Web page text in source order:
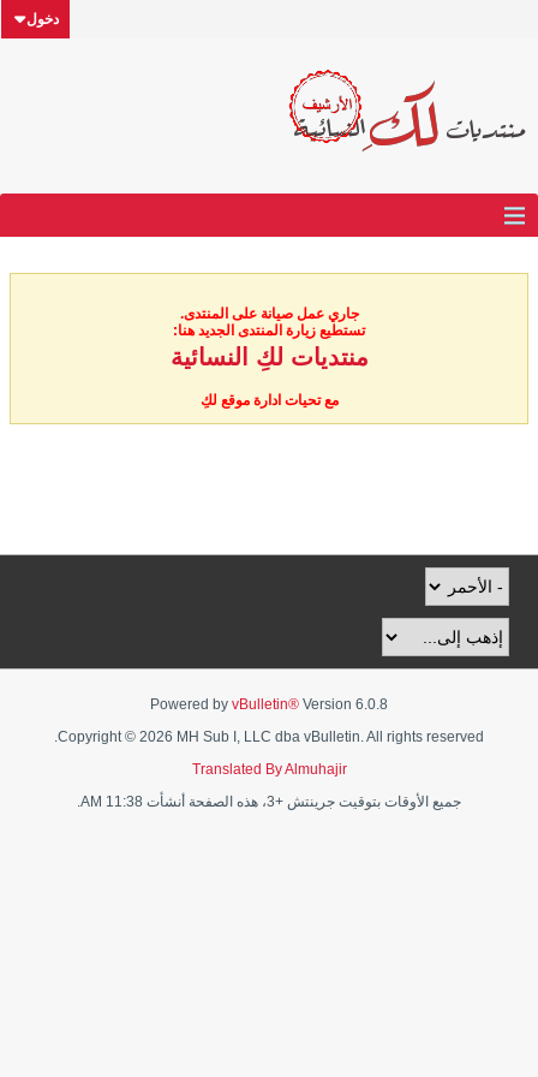
دخول
جاري عمل صيانة على المنتدى.
تستطيع زيارة المنتدى الجديد هنا:
منتديات لكِ النسائية
مع تحيات ادارة موقع لكِ
Powered by vBulletin® Version 6.0.8
Copyright © 2026 MH Sub I, LLC dba vBulletin. All rights reserved.
Translated By Almuhajir
جميع الأوقات بتوقيت جرينتش +3، هذه الصفحة أنشأت 11:38 AM.